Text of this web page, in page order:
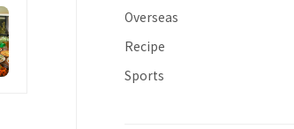
Overseas
Recipe
Sports